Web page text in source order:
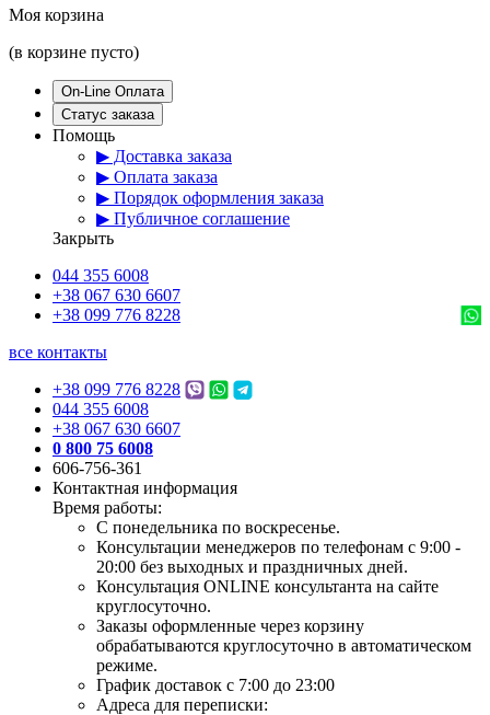
Моя корзина
(в корзине пусто)
On-Line Оплата
Статус заказа
Помощь
▶ Доставка заказа
▶ Оплата заказа
▶ Порядок оформления заказа
▶ Публичное соглашение
Закрыть
044 355 6008
+38 067 630 6607
+38 099 776 8228
все контакты
+38 099 776 8228
044 355 6008
+38 067 630 6607
0 800 75 6008
606-756-361
Контактная информация
Время работы:
С понедельника по воскресенье.
Консультации менеджеров по телефонам с 9:00 -
20:00 без выходных и праздничных дней.
Консультация ONLINE консультанта на сайте
круглосуточно.
Заказы оформленные через корзину
обрабатываются круглосуточно в автоматическом
режиме.
График доставок с 7:00 до 23:00
Адреса для переписки: